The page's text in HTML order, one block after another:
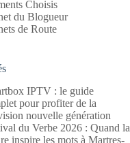
Choisis
du Blogueur
de Route
IPTV : le guide
pour profiter de la
nouvelle génération
du Verbe 2026 : Quand la
inspire les mots à Martres-